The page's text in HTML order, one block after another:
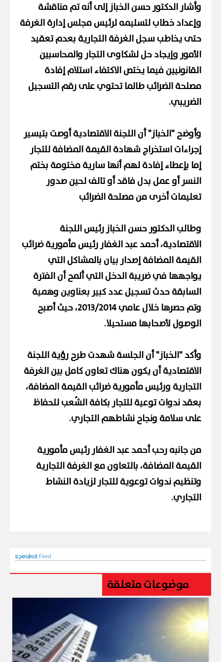
وأشار الدكتور حسن الخباز إلى أنه تم مناقشة
وإعداد خطاب لتسليمه لرئيس مجلس إدارة الغرفة
حتى يخاطب سجل الغرفة التجارية بعدم تعقيد
الأمور وإيجاد حل لشكاوى التجار والمحاسبين
القانونيين فيما يختص الاكتفاء استلام إفادة
مصلحة الضرائب طالما تحتوي على رقم التسجيل
الضريبي.
وأوضح "الخباز" أن اللجنة الاقتصادية أوصت بتيسير
إجراءات استخراج شهادة القيمة المضافة للتجار
إما بإعطاء إفادة لهم أنها سارية مختومة بختم
النسر أو عمل بدل فاقد أو تالف لحين صدور
تعليمات أخرى من مصلحة الضرائب
وطالب الدكتور حسن الخباز رئيس اللجنة
الاقتصادية، أحمد عبد الغفار رئيس مأمورية ضرائب
القيمة المضافة إصدار بيان بالمشاكل التي
يواجهها في ضريبة الدخل التي ألمح أن الفترة
السابقة حدث تسجيل عدد كبير بعناوين وهمية
وتم حصرها خلال عامي 2013/2014، حيث أصبح
الوصول لأصحابها مستحيلا.
وأكد "الخباز" أن الجلسة شهدت طرح رؤية اللجنة
الاقتصادية أن يكون هناك تعاون كامل بين الغرفة
التجارية ورئيس مأمورية ضرائب القيمة المضافة،
بعقد ندوات توعية للتجار بكافة الشُعب للحفاظ
على سلامة ونجاح نشاطهم التجاري.
من جانبه رحب أحمد عبد الغفار رئيس مأمورية
القيمة المضافة، بالتعاون مع الغرفة التجارية
وتنظيم ندوات توعوية للتجار لزيادة النشاط
التجاري.
موضوعات متعلقة